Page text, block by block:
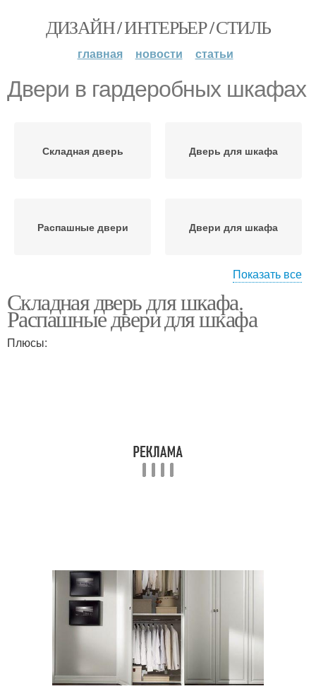
ДИЗАЙН / ИНТЕРЬЕР / СТИЛЬ
главная новости статьи
Двери в гардеробных шкафах
Складная дверь Дверь для шкафа
Распашные двери Двери для шкафа
Складные двери Двери в шкафах-купе
Показать все
Складная дверь для шкафа.
Распашные двери для шкафа
Плюсы: